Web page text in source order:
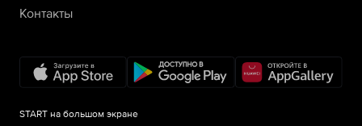
Контакты
START на большом экране